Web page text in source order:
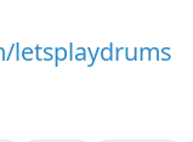
letsplaydrums